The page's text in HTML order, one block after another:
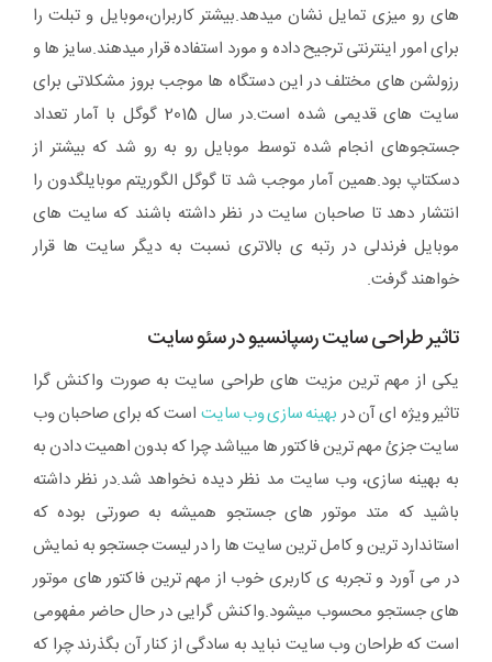
های رو میزی تمایل نشان میدهد.بیشتر کاربران،موبایل و تبلت را
برای امور اینترنتی ترجیح داده و مورد استفاده قرار میدهند.سایز ها و
رزولشن های مختلف در این دستگاه ها موجب بروز مشکلاتی برای
سایت های قدیمی شده است.در سال 2015 گوگل با آمار تعداد
جستجوهای انجام شده توسط موبایل رو به رو شد که بیشتر از
دسکتاپ بود.همین آمار موجب شد تا گوگل الگوریتم موبایلگدون را
انتشار دهد تا صاحبان سایت در نظر داشته باشند که سایت های
موبایل فرندلی در رتبه ی بالاتری نسبت به دیگر سایت ها قرار
خواهند گرفت.
تاثیر طراحی سایت رسپانسیو در سئو سایت
یکی از مهم ترین مزیت های طراحی سایت به صورت واکنش گرا
تاثیر ویژه ای آن در بهینه سازی وب سایت است که برای صاحبان وب
سایت جزئ مهم ترین فاکتور ها میباشد چرا که بدون اهمیت دادن به
به بهینه سازی، وب سایت مد نظر دیده نخواهد شد.در نظر داشته
باشید که متد موتور های جستجو همیشه به صورتی بوده که
استاندارد ترین و کامل ترین سایت ها را در لیست جستجو به نمایش
در می آورد و تجربه ی کاربری خوب از مهم ترین فاکتور های موتور
های جستجو محسوب میشود.واکنش گرایی در حال حاضر مفهومی
است که طراحان وب سایت نباید به سادگی از کنار آن بگذرند چرا که